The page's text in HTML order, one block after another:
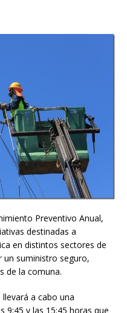
Preventivo Anual,
destinadas a
en distintos sectores de
un suministro seguro,
de la comuna.
a cabo una
9:45 y las 15:45 horas que